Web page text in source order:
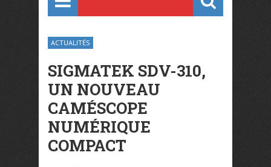
ACTUALITÉS
SIGMATEK SDV-310,
UN NOUVEAU
CAMÉSCOPE
NUMÉRIQUE
COMPACT